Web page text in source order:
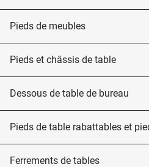
Pieds de meubles
Pieds et châssis de table
Dessous de table de bureau
Pieds de table rabattables et
Ferrements de tables